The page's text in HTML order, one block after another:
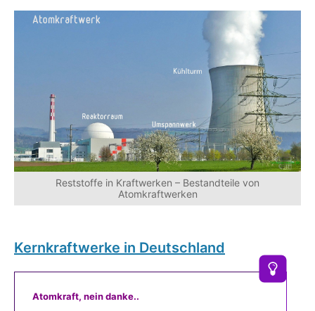
Reststoffe in Kraftwerken – Bestandteile von
Atomkraftwerken
Kernkraftwerke in Deutschland
Atomkraft, nein danke..